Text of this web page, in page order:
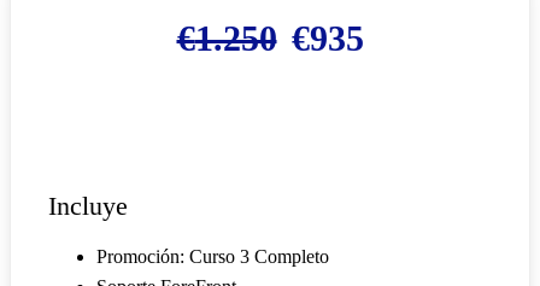
€1.250 El
€935El
Incluye
Promoción: Curso 3 Completo